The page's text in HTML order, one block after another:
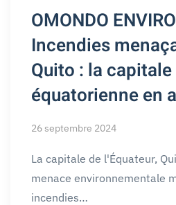
OMONDO
Incendies
Quito : la capitale
équatorienne en
26 septembre 2024
La capitale de l'Équateur,
menace environnementale
incendies…